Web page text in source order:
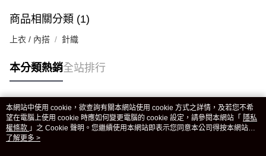
商品相關分類 (1)
上衣 / 內搭 針織
本分類熱銷全站排行
熱門標籤
本網站中使用 cookie，欲查詢有關本網站使用 cookie 方式之詳情，及若您不希
望在電腦上使用 cookie 時應如何變更電腦的 cookie 設定，請參閱本網站「 隱私
權條款 」之 Cookie 聲明。您繼續使用本網站即表示您同意本公司得按本網站使
用條款之 Cookie 聲明使用 cookie。
了解更多 >